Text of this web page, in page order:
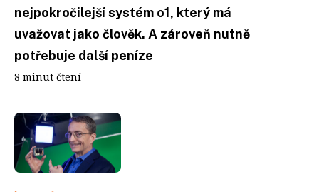
nejpokročilejší systém o1, který má
uvažovat jako člověk. A zároveň nutně
potřebuje další peníze
8 minut čtení